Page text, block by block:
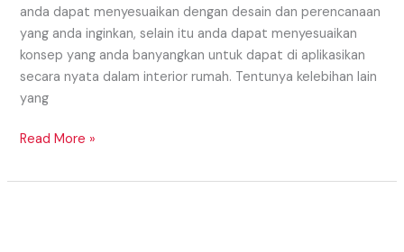
anda dapat menyesuaikan dengan desain dan perencanaan
yang anda inginkan, selain itu anda dapat menyesuaikan
konsep yang anda banyangkan untuk dapat di aplikasikan
secara nyata dalam interior rumah. Tentunya kelebihan lain
yang
Read More »